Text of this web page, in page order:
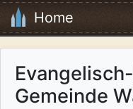
Home
Gemeinde